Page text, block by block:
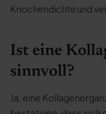
Knochendichte und
Ist eine
sinnvoll?
Ja, eine